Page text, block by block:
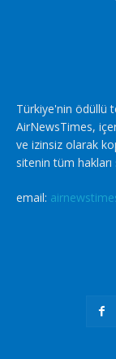
Türkiye'nin ödüllü
AirNewsTimes,
ve izinsiz olarak
sitenin tüm hakları
email: